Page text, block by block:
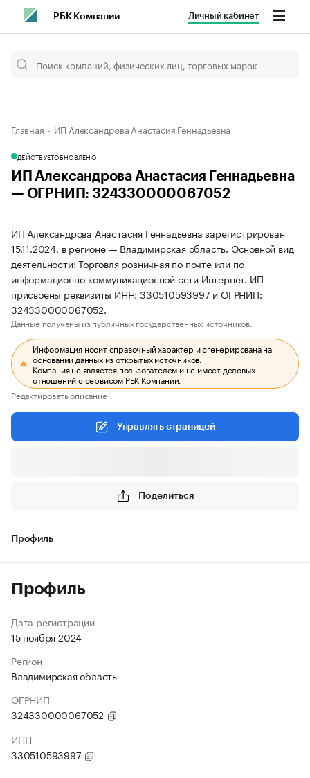
РБК Компании Личный кабинет
Главная ИП Александрова Анастасия Геннадьевна
ДЕЙСТВУЕТОБНОВЛЕНО
ИП Александрова Анастасия Геннадьевна
— ОГРНИП: 324330000067052
ИП Александрова Анастасия Геннадьевна зарегистрирован
15.11.2024, в регионе — Владимирская область. Основной вид
деятельности: Торговля розничная по почте или по
информационно-коммуникационной сети Интернет. ИП
присвоены реквизиты ИНН: 330510593997 и ОГРНИП:
324330000067052.
Данные получены из публичных государственных источников.
Информация носит справочный характер и сгенерирована на
основании данных из открытых источников.
Компания не является пользователем и не имеет деловых
отношений с сервисом РБК Компании.
Редактировать описание
Управлять страницей
Поделиться
Профиль
Профиль
Дата регистрации
15 ноября 2024
Регион
Владимирская область
ОГРНИП
324330000067052
ИНН
330510593997